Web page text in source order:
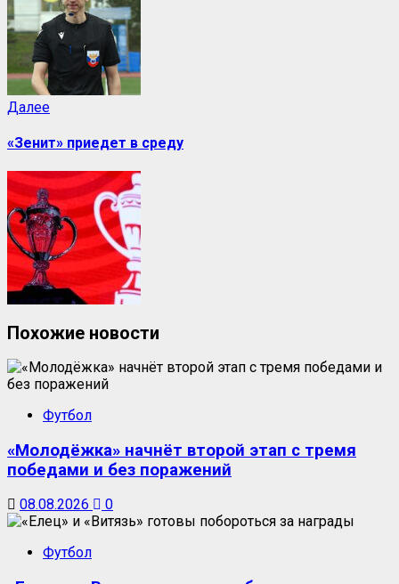
Далее
«Зенит» приедет в среду
Похожие новости
Футбол
«Молодёжка» начнёт второй этап с тремя
победами и без поражений
08.08.2026 0
Футбол